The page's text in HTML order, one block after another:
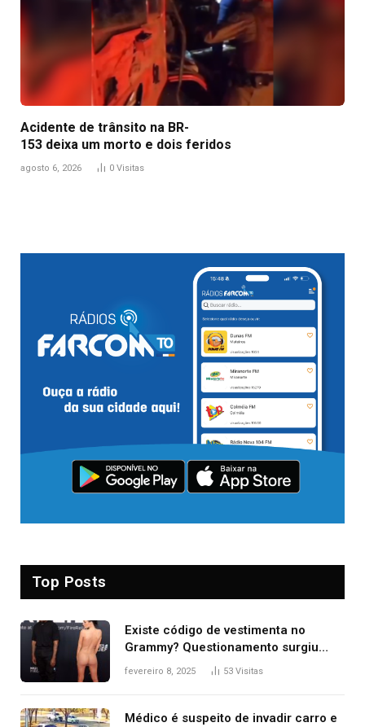
Acidente de trânsito na BR-
153 deixa um morto e dois feridos
agosto 6, 2026 0 Visitas
Top Posts
Existe código de vestimenta no
Grammy? Questionamento surgiu
após Bianca Censori, mulher de
fevereiro 8, 2025 53 Visitas
Médico é suspeito de invadir carro e